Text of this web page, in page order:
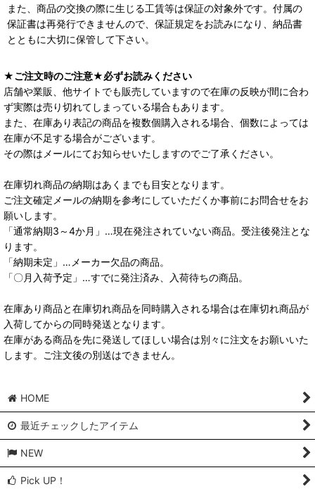
また、商品の交換の際に生じる工賃等は保証の対象外です。付属の
保証書は再発行できませんので、保証規定をお読みになり、納品書
とともに大切に保管して下さい。
★ご注文時のご注意★必ずお読みください
店舗や業販、他サイトでも販売していますので在庫の反映が間に合わ
ず実際は売り切れてしまっている場合もあります。
また、在庫あり表記の商品を複数個購入される場合、個数によっては
在庫が不足する場合がございます。
その際はメールにてお知らせいたしますのでご了承ください。
在庫切れ商品の納期はあくまでも目安となります。
ご注文確定メールの納期を参考にしていただくか事前にお問合せをお
願いします。
「通常納期3～4か月」…現在発注されていない商品。受注後発注とな
ります。
「納期未定」…メーカー欠品の商品。
「〇月入荷予定」…すでに発注済み、入荷待ちの商品。
在庫あり商品と在庫切れ商品を同時購入される場合は在庫切れ商品が
入荷してからの同時発送となります。
在庫がある商品を先に発送してほしい場合は別々に注文をお願いいた
します。ご注文後の別送はできません。
HOME
最近チェックしたアイテム
NEW
Pick UP！